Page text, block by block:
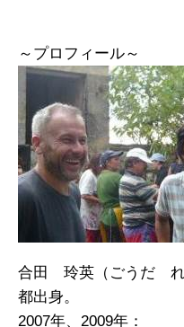
～プロフィール～
合田 玲英（ごうだ
都出身。
2007年、2009年：